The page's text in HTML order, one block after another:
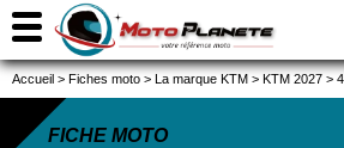
Accueil > Fiches moto > La marque KTM > KTM 2027 >
FICHE MOTO